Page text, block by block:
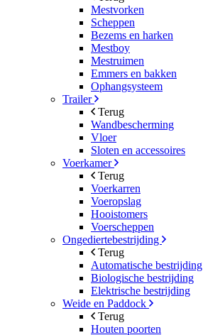
Mestvorken
Scheppen
Bezems en harken
Mestboy
Mestruimen
Emmers en bakken
Ophangsysteem
Trailer
Terug
Wandbescherming
Vloer
Sloten en accessoires
Voerkamer
Terug
Voerkarren
Voeropslag
Hooistomers
Voerscheppen
Ongediertebestrijding
Terug
Automatische bestrijding
Biologische bestrijding
Elektrische bestrijding
Weide en Paddock
Terug
Houten poorten